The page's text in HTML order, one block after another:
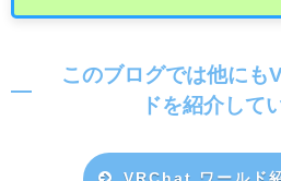
このブログでは他にも
ドを紹介して